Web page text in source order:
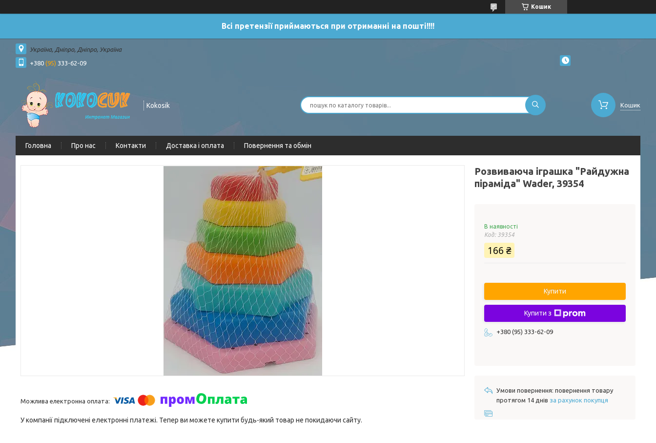
Кошик
Всі претензії приймаються при отриманні на пошті!!!!
Україна, Дніпро, Дніпро, Україна
+380 (95) 333-62-09
Kokosik Кошик
Головна Про нас Контакти Доставка і оплата Повернення та обмін
У компанії підключені електронні платежі. Тепер ви можете купити будь-який товар не покидаючи сайту.
Розвиваюча іграшка "Райдужна
піраміда" Wader, 39354
В наявності
Код: 39354
166 ₴
Купити
Купити з
+380 (95) 333-62-09
повернення товару
протягом 14 днів за рахунок покупця